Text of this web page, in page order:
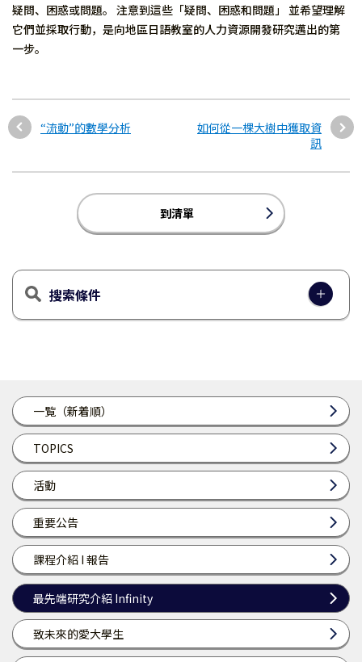
一覧（新着順）
TOPICS
活動
重要公告
課程介紹 I 報告
最先端研究介紹 Infinity
致未來的愛大學生
疑問、困惑或問題。 注意到這些「疑問、困惑和問題」 並希望理解
它們並採取行動，是向地區日語教室的人力資源開發研究邁出的第
一步。
“流動”的數學分析
如何從一棵大樹中獲取資
訊
到清單
搜索條件